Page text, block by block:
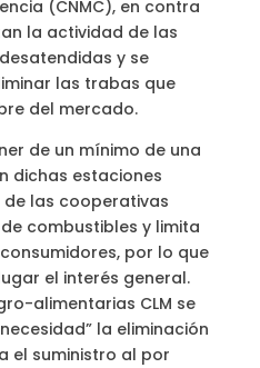
(CNMC), en contra
la actividad de las
y se
las trabas que
del mercado.
de un mínimo de una
dichas estaciones
las cooperativas
combustibles y limita
por lo que
el interés general.
alimentarias CLM se
la eliminación
el suministro al por